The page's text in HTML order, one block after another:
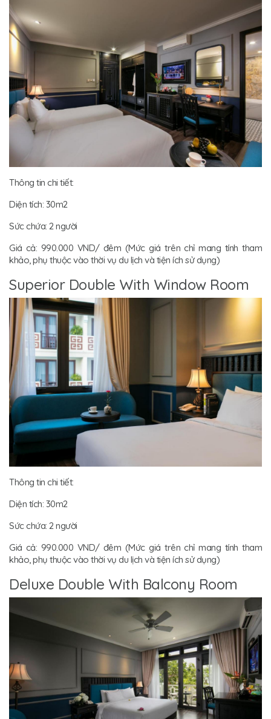
Thông tin chi tiết:
Diện tích: 30m2
Sức chứa: 2 người
Giá cả: 990.000 VND/ đêm (Mức giá trên chỉ mang tính tham
khảo, phụ thuộc vào thời vụ du lịch và tiện ích sử dụng)
Superior Double With Window Room
Thông tin chi tiết:
Diện tích: 30m2
Sức chứa: 2 người
Giá cả: 990.000 VND/ đêm (Mức giá trên chỉ mang tính tham
khảo, phụ thuộc vào thời vụ du lịch và tiện ích sử dụng)
Deluxe Double With Balcony Room